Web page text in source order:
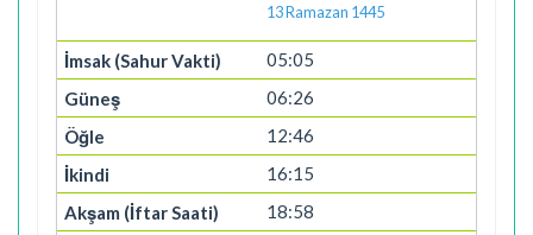
13 Ramazan 1445
05:05
06:26
12:46
16:15
18:58